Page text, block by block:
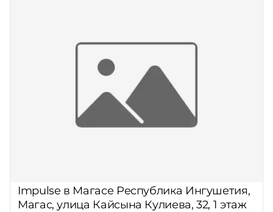
Impulse в Магасе Республика Ингушетия,
Магас, улица Кайсына Кулиева, 32, 1 этаж